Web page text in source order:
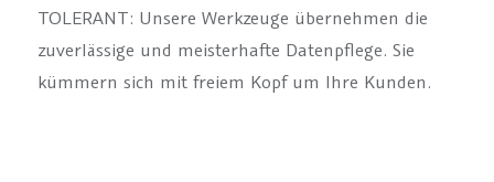
TOLERANT: Unsere Werkzeuge übernehmen die
zuverlässige und meisterhafte Datenpflege. Sie
kümmern sich mit freiem Kopf um Ihre Kunden.